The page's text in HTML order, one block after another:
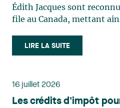
Édith Jacques sont
file au Canada, mettant
le domaine du droit des
Belle-Isle est associée au
principalement sur le droit
du territoire. Elle conseille
LIRE LA SUITE
16 juillet 2026
Les crédits d'impôt